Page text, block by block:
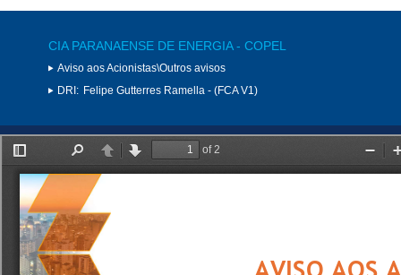
CIA PARANAENSE DE ENERGIA - COPEL
Aviso aos Acionistas\Outros avisos
DRI: Felipe Gutterres Ramella - (FCA V1)